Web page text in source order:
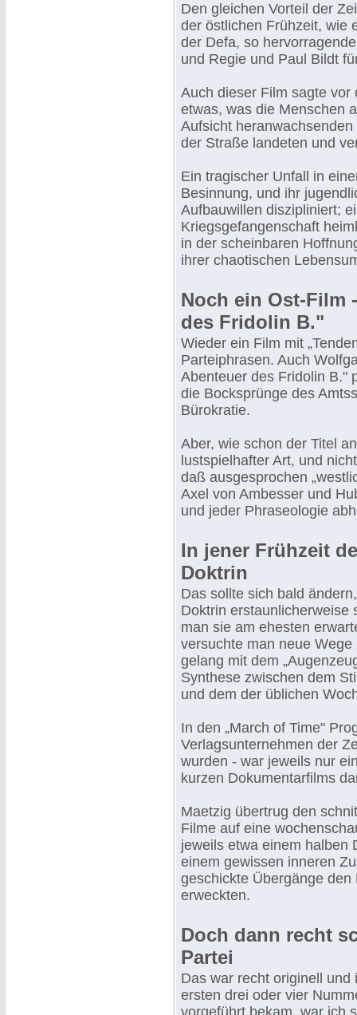
Den gleichen Vorteil der
der östlichen Frühzeit, wie
der Defa, so
und Regie und Paul Bildt
Auch dieser Film sagte vor
etwas, was die Menschen
Aufsicht
der Straße landeten und
Ein tragischer Unfall in
Besinnung, und ihr
Aufbauwillen diszipliniert;
Kriegsgefangenschaft
in der scheinbaren
ihrer chaotischen
Noch ein Ost-Film
des Fridolin B."
Wieder ein Film mit
Parteiphrasen. Auch
Abenteuer des Fridolin B."
die Bocksprünge des
Bürokratie.
Aber, wie schon der Titel
lustspielhafter Art, und
daß ausgesprochen
Axel von Ambesser und
und jeder Phraseologie
In jener Frühzeit
Doktrin
Das sollte sich bald
Doktrin erstaunlicherweise
man sie am ehesten
versuchte man neue
gelang mit dem
Synthese zwischen dem
und dem der üblichen
In den „March of Time"
Verlagsunternehmen der
wurden - war jeweils nur
kurzen Dokumentarfilms
Maetzig übertrug den
Filme auf eine
jeweils etwa einem halben
einem gewissen inneren
geschickte Übergänge
erweckten.
Doch dann recht
Partei
Das war recht originell
ersten drei oder vier
vorgeführt bekam, war ich